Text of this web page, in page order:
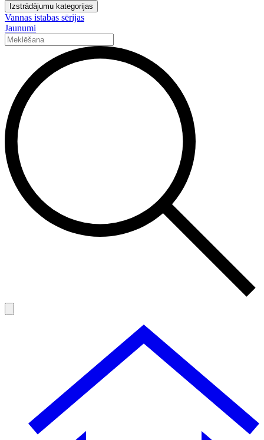
Izstrādājumu kategorijas
Vannas istabas sērijas
Jaunumi